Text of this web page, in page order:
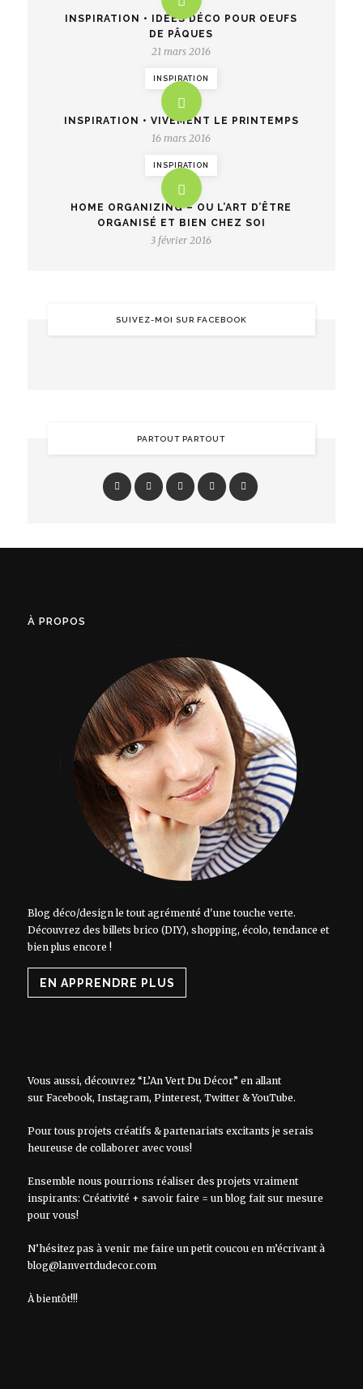
INSPIRATION • IDÉES DÉCO POUR OEUFS
DE PÂQUES
21 mars 2016
INSPIRATION
INSPIRATION • VIVEMENT LE PRINTEMPS
16 mars 2016
INSPIRATION
HOME ORGANIZING – OU L’ART D’ÊTRE
ORGANISÉ ET BIEN CHEZ SOI
3 février 2016
SUIVEZ-MOI SUR FACEBOOK
PARTOUT PARTOUT
À PROPOS
Blog déco/design le tout agrémenté d'une touche verte.
Découvrez des billets brico (DIY), shopping, écolo, tendance et
bien plus encore !
EN APPRENDRE PLUS
Vous aussi, découvrez “L’An Vert Du Décor” en allant
sur Facebook, Instagram, Pinterest, Twitter&YouTube.
Pour tous projets créatifs & partenariats excitants je serais
heureuse de collaborer avec vous!
Ensemble nous pourrions réaliser des projets vraiment
inspirants: Créativité + savoir faire = un blog fait sur mesure
pour vous!
N’hésitez pas à venir me faire un petit coucou en m’écrivant à
blog@lanvertdudecor.com
À bientôt!!!